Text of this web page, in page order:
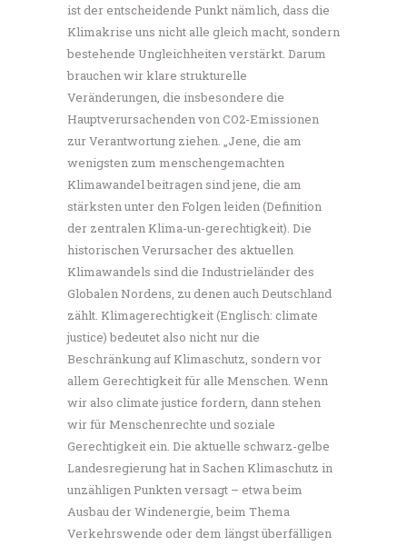
ist der entscheidende Punkt nämlich, dass die
Klimakrise uns nicht alle gleich macht, sondern
bestehende Ungleichheiten verstärkt. Darum
brauchen wir klare strukturelle
Veränderungen, die insbesondere die
Hauptverursachenden von CO2-Emissionen
zur Verantwortung ziehen. „Jene, die am
wenigsten zum menschengemachten
Klimawandel beitragen sind jene, die am
stärksten unter den Folgen leiden (Definition
der zentralen Klima-un-gerechtigkeit). Die
historischen Verursacher des aktuellen
Klimawandels sind die Industrieländer des
Globalen Nordens, zu denen auch Deutschland
zählt. Klimagerechtigkeit (Englisch: climate
justice) bedeutet also nicht nur die
Beschränkung auf Klimaschutz, sondern vor
allem Gerechtigkeit für alle Menschen. Wenn
wir also climate justice fordern, dann stehen
wir für Menschenrechte und soziale
Gerechtigkeit ein. Die aktuelle schwarz-gelbe
Landesregierung hat in Sachen Klimaschutz in
unzähligen Punkten versagt – etwa beim
Ausbau der Windenergie, beim Thema
Verkehrswende oder dem längst überfälligen